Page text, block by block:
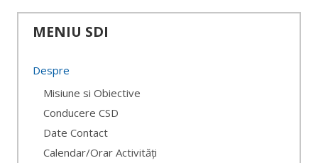
MENIU SDI
Despre
Misiune si Obiective
Conducere CSD
Date Contact
Calendar/Orar Activități